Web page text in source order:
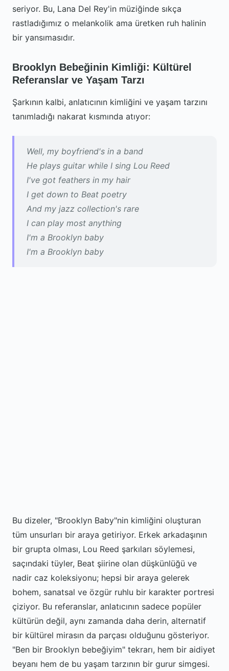
seriyor. Bu, Lana Del Rey'in müziğinde sıkça
rastladığımız o melankolik ama üretken ruh halinin
bir yansımasıdır.
Brooklyn Bebeğinin Kimliği: Kültürel
Referanslar ve Yaşam Tarzı
Şarkının kalbi, anlatıcının kimliğini ve yaşam tarzını
tanımladığı nakarat kısmında atıyor:
Well, my boyfriend's in a band
He plays guitar while I sing Lou Reed
I've got feathers in my hair
I get down to Beat poetry
And my jazz collection's rare
I can play most anything
I'm a Brooklyn baby
I'm a Brooklyn baby
Bu dizeler, "Brooklyn Baby"nin kimliğini oluşturan
tüm unsurları bir araya getiriyor. Erkek arkadaşının
bir grupta olması, Lou Reed şarkıları söylemesi,
saçındaki tüyler, Beat şiirine olan düşkünlüğü ve
nadir caz koleksiyonu; hepsi bir araya gelerek
bohem, sanatsal ve özgür ruhlu bir karakter portresi
çiziyor. Bu referanslar, anlatıcının sadece popüler
kültürün değil, aynı zamanda daha derin, alternatif
bir kültürel mirasın da parçası olduğunu gösteriyor.
"Ben bir Brooklyn bebeğiyim" tekrarı, hem bir aidiyet
beyanı hem de bu yaşam tarzının bir gurur simgesi.